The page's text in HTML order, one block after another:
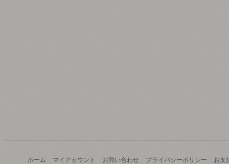
ホーム マイアカウント お問い合わせ プライバシーポリシー お支